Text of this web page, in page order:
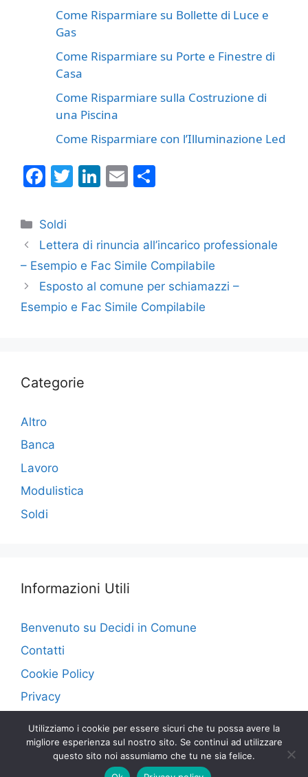
Come Risparmiare su Bollette di Luce e
Gas
Come Risparmiare su Porte e Finestre di
Casa
Come Risparmiare sulla Costruzione di
una Piscina
Come Risparmiare con l’Illuminazione Led
F
c
e
b
o
o
T
er
Li
e
dI
n
E
l
di
vi
di
Categorie
Soldi
Lettera di rinuncia all’incarico professionale
– Esempio e Fac Simile Compilabile
Esposto al comune per schiamazzi –
Esempio e Fac Simile Compilabile
Categorie
Altro
Banca
Lavoro
Modulistica
Soldi
Informazioni Utili
Benvenuto su Decidi in Comune
Contatti
Cookie Policy
Privacy
© 2026 Decidi in Comune• Creato con
Utilizziamo i cookie per essere sicuri che tu possa avere la
migliore esperienza sul nostro sito. Se continui ad utilizzare
questo sito noi assumiamo che tu ne sia felice.